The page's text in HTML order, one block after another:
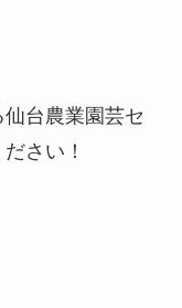
台農業園芸セ
さい！